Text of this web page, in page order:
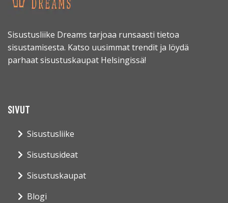
Sisustusliike Dreams tarjoaa runsaasti tietoa
sisustamisesta. Katso uusimmat trendit ja löydä
parhaat sisustuskaupat Helsingissä!
SIVUT
Sisustusliike
Sisustusideat
Sisustuskaupat
Blogi